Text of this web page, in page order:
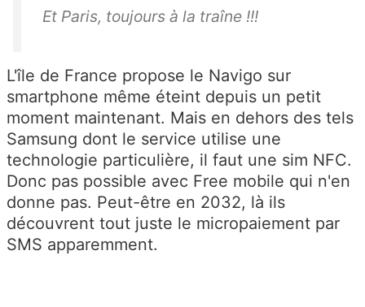
Et Paris, toujours à la traîne !!!
L'île de France propose le Navigo sur
smartphone même éteint depuis un petit
moment maintenant. Mais en dehors des tels
Samsung dont le service utilise une
technologie particulière, il faut une sim NFC.
Donc pas possible avec Free mobile qui n'en
donne pas. Peut-être en 2032, là ils
découvrent tout juste le micropaiement par
SMS apparemment.